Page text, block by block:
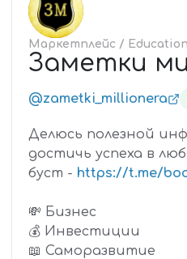
ЗА
Маркетплейс / Education
Заметки
@zametki_millionera
Делюсь полезной
достичь успеха в
буст - https://t.me/
💸 Бизнес
💰 Инвестиции
📖 Саморазвитие